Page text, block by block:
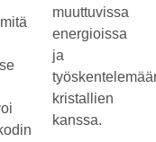
muuttuvissa
energioissa
ja
kristallien
kanssa.